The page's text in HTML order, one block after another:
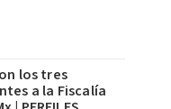
los tres
a la Fiscalía